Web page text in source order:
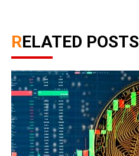
RELATED POSTS